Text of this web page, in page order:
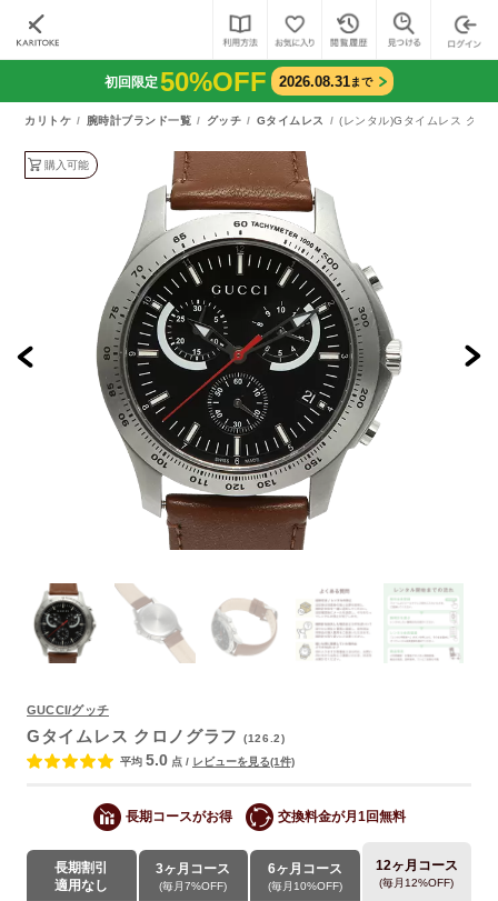
初回限定50%OFF 2026.08.31まで
カリトケ 腕時計ブランド一覧 グッチ Gタイムレス (レンタル)Gタイムレス クロ
購入可能
GUCCI/グッチ
Gタイムレス クロノグラフ
(126.2)
平均 5.0 点 / レビューを見る(1件)
長期コースがお得 交換料金が月1回無料
長期割引
適用なし
3ヶ月コース
(毎月7%OFF)
6ヶ月コース
(毎月10%OFF)
12ヶ月コース
(毎月12%OFF)
よくあるご質問